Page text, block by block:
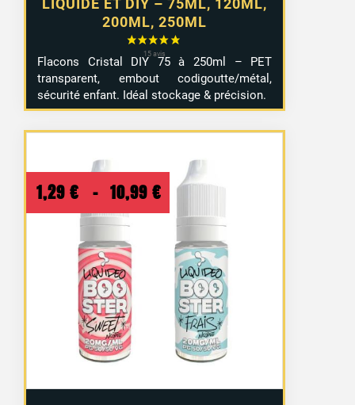
200ML, 250ML
Flacons Cristal DIY 75 à 250ml – PET
transparent, embout codigoutte/métal,
sécurité enfant. Idéal stockage & précision.
1,29 € – 10,99 €
Plage
de
prix :
1,29 €
10,99 €